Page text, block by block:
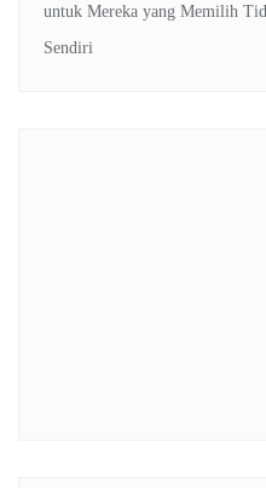
untuk Mereka yang Memilih
Sendiri